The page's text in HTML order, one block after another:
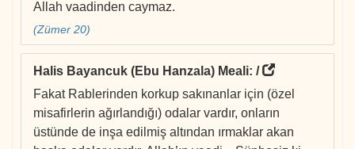
Allah vaadinden caymaz.
(Zümer 20)
Halis Bayancuk (Ebu Hanzala) Meali: /
Fakat Rablerinden korkup sakınanlar için (özel
misafirlerin ağırlandığı) odalar vardır, onların
üstünde de inşa edilmiş altından ırmaklar akan